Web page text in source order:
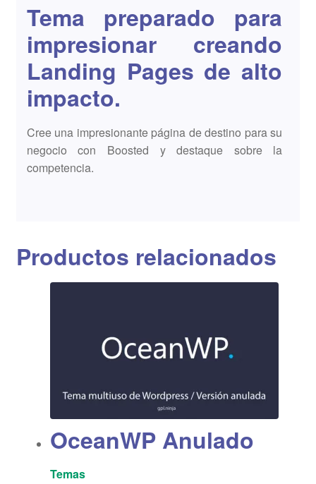
Tema preparado para
impresionar creando
Landing Pages de alto
impacto.
Cree una impresionante página de destino para su
negocio con Boosted y destaque sobre la
competencia.
Productos relacionados
OceanWP Anulado
Temas